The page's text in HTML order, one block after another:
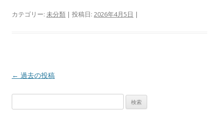
カテゴリー: 未分類 | 投稿日: 2026年4月5日 |
投
← 過去の投稿
索